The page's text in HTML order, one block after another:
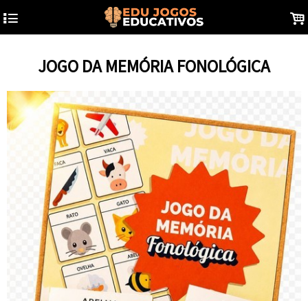
4 .
JOGO DA MEMÓRIA FONOLÓGICA